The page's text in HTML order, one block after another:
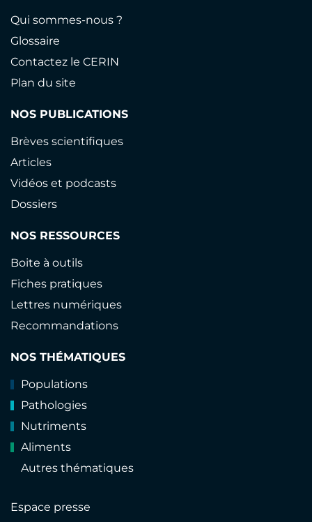
Qui sommes-nous ?
Glossaire
Contactez le CERIN
Plan du site
NOS PUBLICATIONS
Brèves scientifiques
Articles
Vidéos et podcasts
Dossiers
NOS RESSOURCES
Boite à outils
Fiches pratiques
Lettres numériques
Recommandations
NOS THÉMATIQUES
Populations
Pathologies
Nutriments
Aliments
Autres thématiques
Espace presse